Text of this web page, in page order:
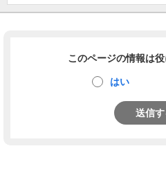
このページの情報は
はい
送信す